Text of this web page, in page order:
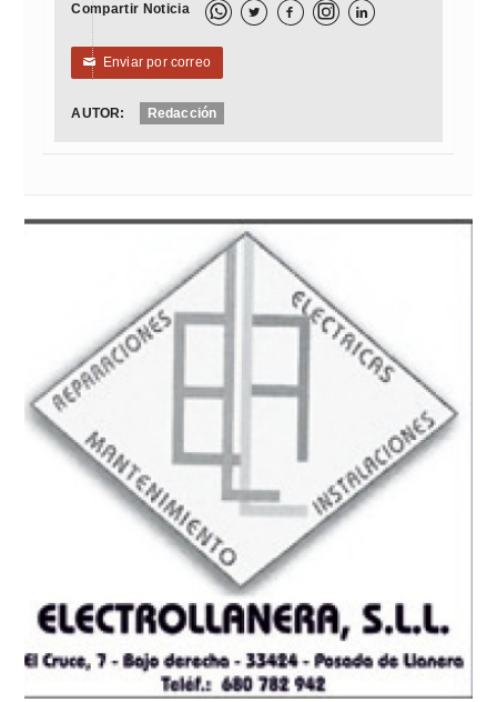
Compartir Noticia   
✉ Enviar por correo
AUTOR: Redacción